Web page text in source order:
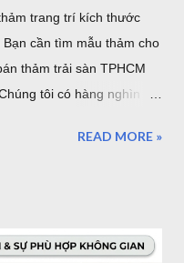
trang trí kích thước
cần tìm mẫu thảm cho
thảm trải sàn TPHCM
tôi có hàng nghìn
mẫu thảm cho sofa
Địa chỉ mua thảm trải
READ MORE »